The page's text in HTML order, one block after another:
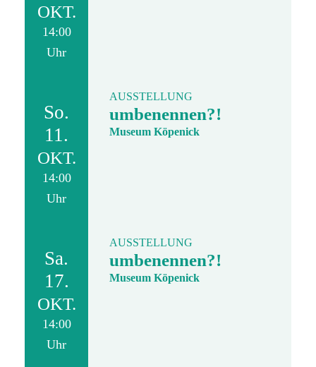
OKT.
14:00
Uhr
So.
11.
OKT.
14:00
Uhr
AUSSTELLUNG
umbenennen?!
Museum Köpenick
Sa.
17.
OKT.
14:00
Uhr
AUSSTELLUNG
umbenennen?!
Museum Köpenick